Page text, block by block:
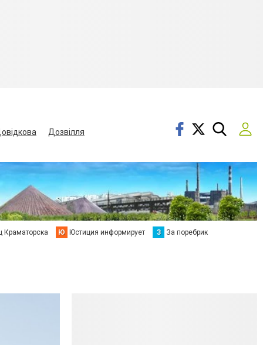
Дозвілля
Краматорска Ю Юстиция информирует З За поребрик